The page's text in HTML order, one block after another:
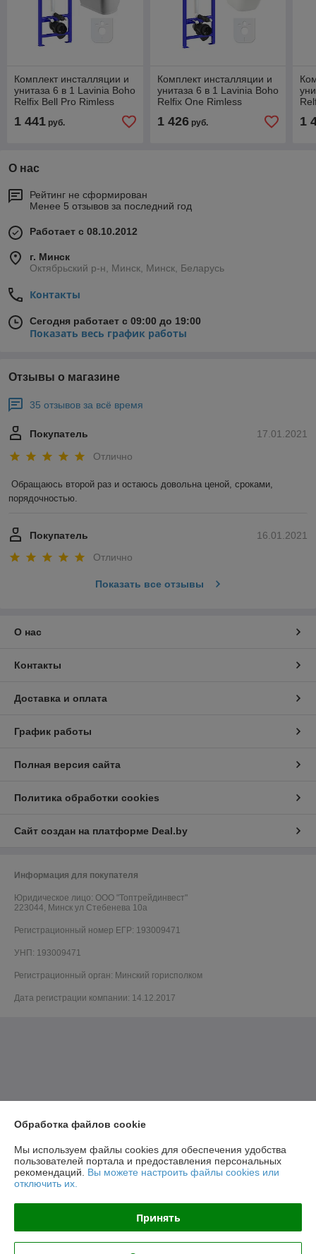
Комплект инсталляции и
унитаза 6 в 1 Lavinia Boho
Relfix Bell Pro Rimless
1 441 руб.
Комплект инсталляции и
унитаза 6 в 1 Lavinia Boho
Relfix One Rimless
1 426руб. 1
О нас
Рейтинг не сформирован
Менее 5 отзывов за последний год
Работает с 08.10.2012
г. Минск
Октябрьский р-н, Минск, Минск, Беларусь
Контакты
Сегодня работает с 09:00 до 19:00
Показать весь график работы
Отзывы о магазине
35 отзывов за всё время
17.01.2021
Покупатель
Отлично
Обращаюсь второй раз и остаюсь довольна ценой, сроками,
порядочностью.
16.01.2021
Покупатель
Отлично
Показать все отзывы
О нас
Контакты
Доставка и оплата
График работы
Полная версия сайта
Политика обработки cookies
Сайт создан на платформе Deal.by
Информация для покупателя
Юридическое лицо: ООО "Топтрейдинвест"
223044, Минск ул Стебенева 10а
Регистрационный номер ЕГР: 193009471
УНП: 193009471
Регистрационный орган: Минский горисполком
Дата регистрации компании: 14.12.2017
Обработка файлов cookie
Мы используем файлы cookies для обеспечения удобства
пользователей портала и предоставления персональных
рекомендаций. Вы можете настроить файлы cookies или
отключить их.
Принять